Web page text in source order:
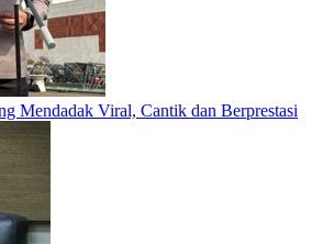
Mendadak Viral, Cantik dan Berprestasi